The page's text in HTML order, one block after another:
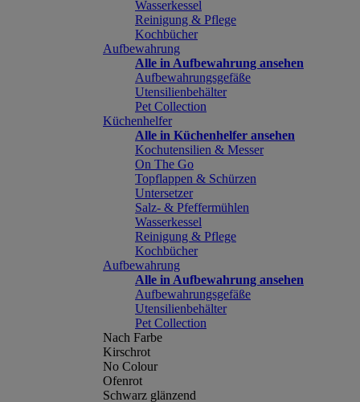
Wasserkessel
Reinigung & Pflege
Kochbücher
Aufbewahrung
Alle in Aufbewahrung ansehen
Aufbewahrungsgefäße
Utensilienbehälter
Pet Collection
Küchenhelfer
Alle in Küchenhelfer ansehen
Kochutensilien & Messer
On The Go
Topflappen & Schürzen
Untersetzer
Salz- & Pfeffermühlen
Wasserkessel
Reinigung & Pflege
Kochbücher
Aufbewahrung
Alle in Aufbewahrung ansehen
Aufbewahrungsgefäße
Utensilienbehälter
Pet Collection
Nach Farbe
Kirschrot
No Colour
Ofenrot
Schwarz glänzend